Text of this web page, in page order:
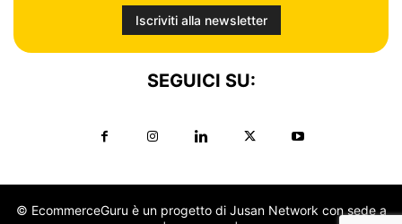
SEGUICI SU:
© EcommerceGuru è un progetto di Jusan Network con sede a